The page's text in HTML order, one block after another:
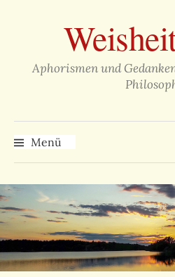
überspringen
Aphorismen und
Menü